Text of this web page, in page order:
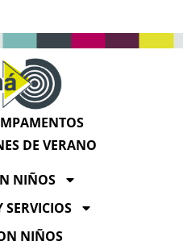
DE VERANO
NIÑOS
SERVICIOS
NIÑOS